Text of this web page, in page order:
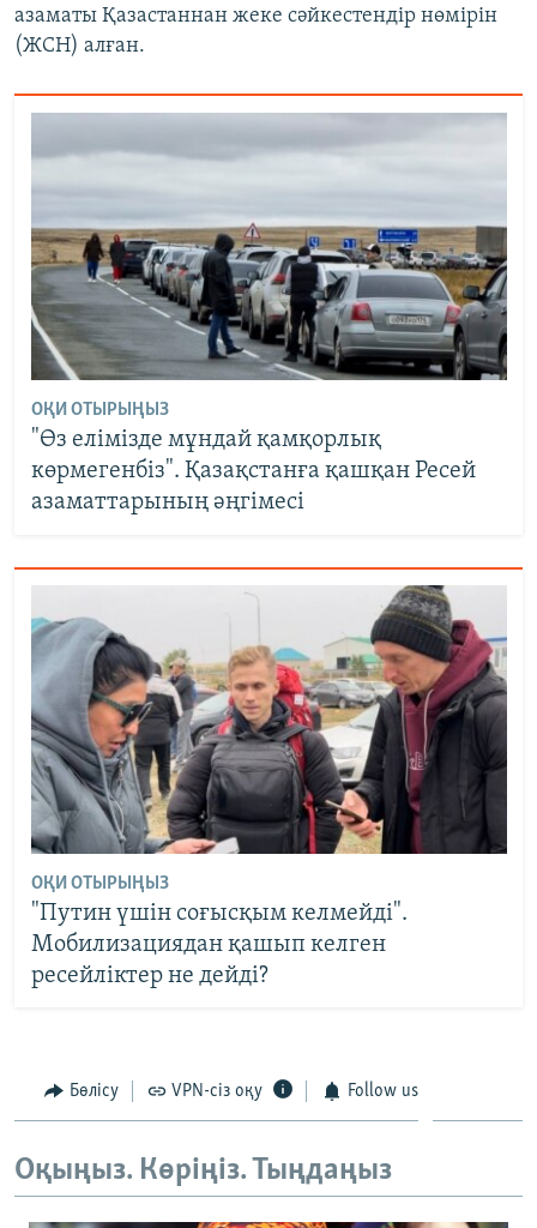
азаматы Қазастаннан жеке сәйкестендір нөмірін
(ЖСН) алған.
ОҚИ ОТЫРЫҢЫЗ
"Өз елімізде мұндай қамқорлық
көрмегенбіз". Қазақстанға қашқан Ресей
азаматтарының әңгімесі
ОҚИ ОТЫРЫҢЫЗ
"Путин үшін соғысқым келмейді".
Мобилизациядан қашып келген
ресейліктер не дейді?
Бөлісу VPN-сіз оқу Follow us
Оқыңыз. Көріңіз. Тыңдаңыз